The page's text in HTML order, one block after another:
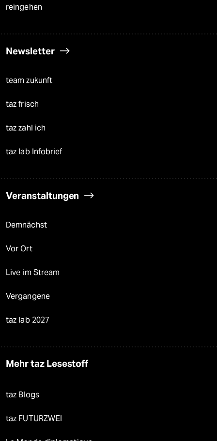
reingehen
Newsletter
team zukunft
taz frisch
taz zahl ich
taz lab Infobrief
Veranstaltungen
Demnächst
Vor Ort
Live im Stream
Vergangene
taz lab 2027
Mehr taz Lesestoff
taz Blogs
taz FUTURZWEI